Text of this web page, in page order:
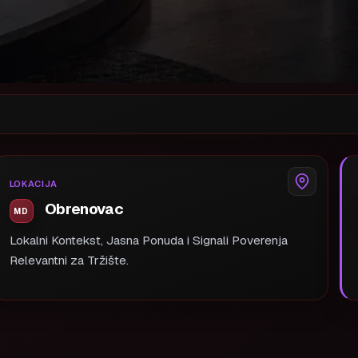
LOKACIJA
Obrenovac
Lokalni Kontekst, Jasna Ponuda i Signali Poverenja
Relevantni za Tržište.